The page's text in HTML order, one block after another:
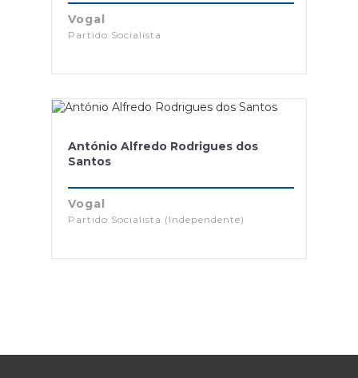
Vogal
Partido Socialista
António Alfredo Rodrigues dos
Santos
Vogal
Partido Socialista (Independente)